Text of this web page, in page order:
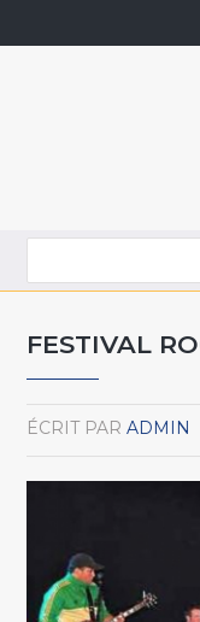
FESTIVAL
ÉCRIT PAR ADMIN